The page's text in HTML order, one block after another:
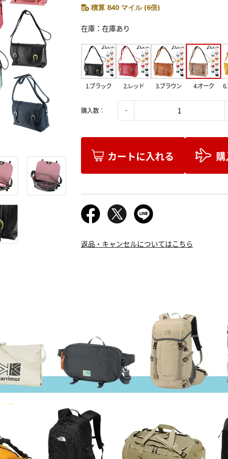
積算 840 マイル (6倍)
在庫 在庫あり
1.ブラック 2.レッド 3.ブラウン 4.オーク
購入数：
カートに入れる
返品・キャンセルについてはこちら